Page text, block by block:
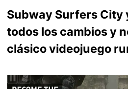
Subway Surfers City
todos los cambios y
clásico videojuego